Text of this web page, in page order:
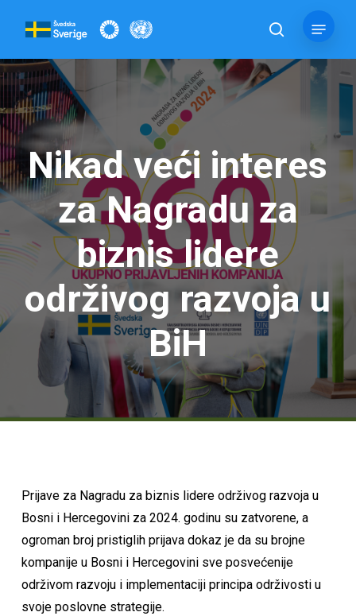
content
pretraga
Nikad veći interes
za Nagradu za
biznis lidere
održivog razvoja u
BiH
Prijave za Nagradu za biznis lidere održivog razvoja u
Bosni i Hercegovini za 2024. godinu su zatvorene, a
ogroman broj pristiglih prijava dokaz je da su brojne
kompanije u Bosni i Hercegovini sve posvećenije
održivom razvoju i implementaciji principa održivosti u
svoje poslovne strategije.